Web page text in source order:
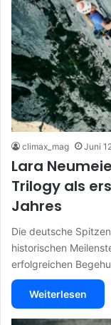
climax_mag Juni
Lara
Trilogy als
Jahres
Die deutsche
historischen
erfolgreichen
Weiterlesen